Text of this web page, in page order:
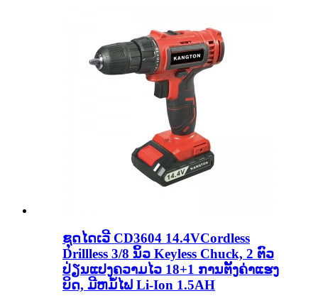
ຊຸດໄດເວີ CD3604 14.4VCordless
Drillless 3/8 ນິ້ວ Keyless Chuck, 2 ຕົວ
ປ່ຽນແປງຄວາມໄວ 18+1 ການຕັ້ງຄ່າແຮງ
ບິດ, ມີຫມໍ້ໄຟ Li-Ion 1.5AH